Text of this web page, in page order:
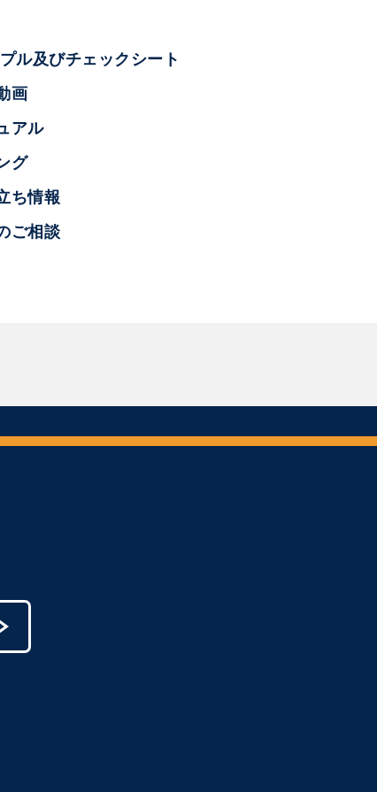
ル及びチェックシート
画
アル
グ
ち情報
ご相談